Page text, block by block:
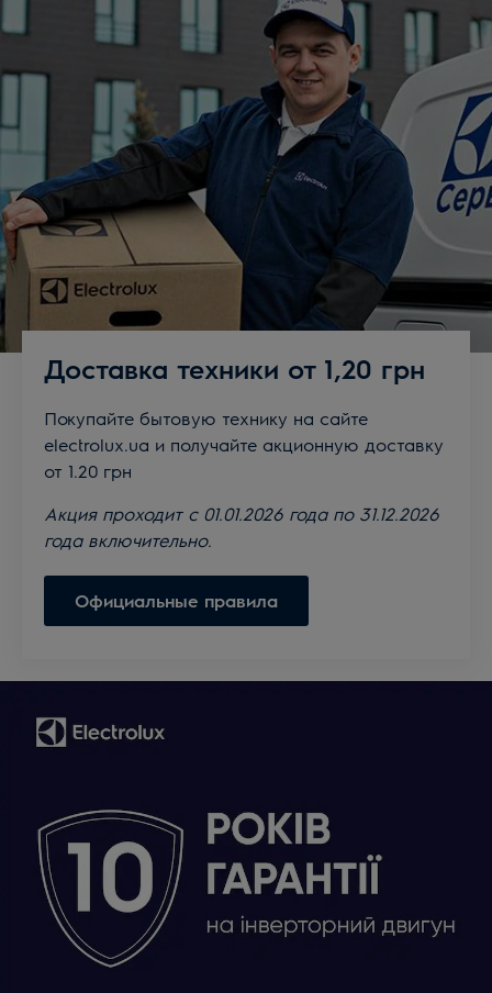
Доставка техники от 1,20 грн
Покупайте бытовую технику на сайте
electrolux.ua и получайте акционную доставку
от 1.20 грн
Акция проходит с 01.01.2026 года по 31.12.2026
года включительно.
Официальные правила